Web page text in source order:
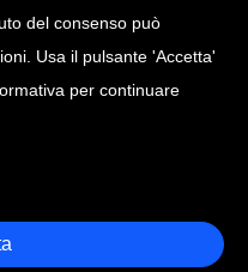
ad Amsterdam
un viaggio in Olanda
del consenso può
Usa il pulsante 'Accetta'
per continuare